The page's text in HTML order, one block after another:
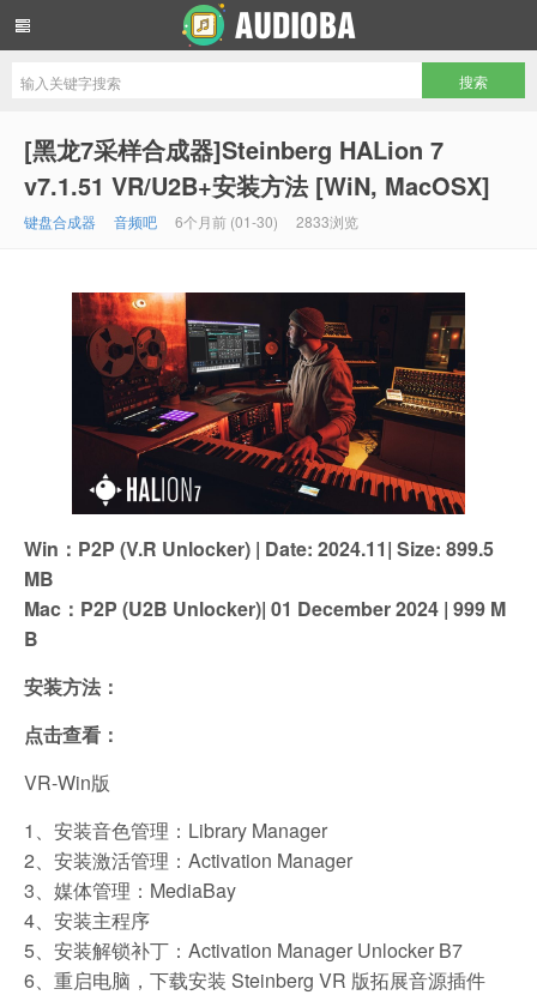
[黑龙7采样合成器]Steinberg HALion 7
v7.1.51 VR/U2B+安装方法 [WiN, MacOSX]
键盘合成器 音频吧 6个月前 (01-30) 2833浏览
Win：P2P (V.R Unlocker) | Date: 2024.11| Size: 899.5
MB
Mac：P2P (U2B Unlocker)| 01 December 2024 | 999 M
B
安装方法：
点击查看：
VR-Win版
1、安装音色管理：Library Manager
2、安装激活管理：Activation Manager
3、媒体管理：MediaBay
4、安装主程序
5、安装解锁补丁：Activation Manager Unlocker B7
6、重启电脑，下载安装 Steinberg VR 版拓展音源插件